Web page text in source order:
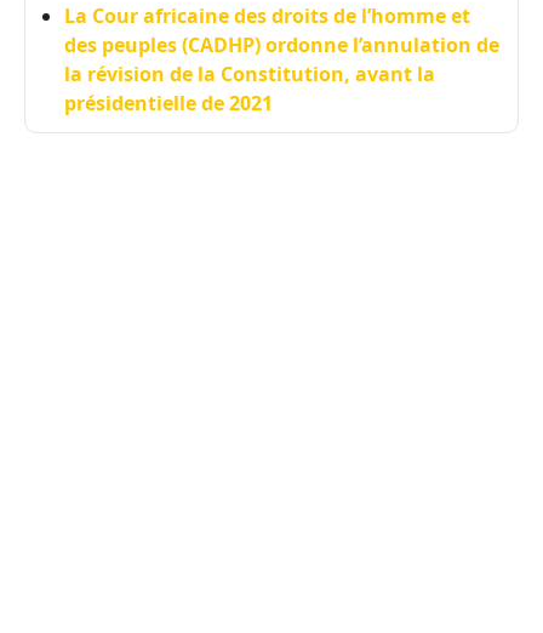
La Cour africaine des droits de l’homme et
des peuples (CADHP) ordonne l’annulation de
la révision de la Constitution, avant la
présidentielle de 2021